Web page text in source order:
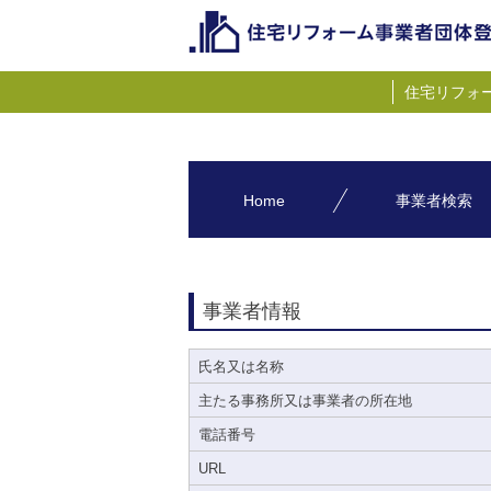
住宅リフォ
Home 事業者検索
事業者情報
氏名又は名称
主たる事務所又は事業者の所在地
電話番号
URL